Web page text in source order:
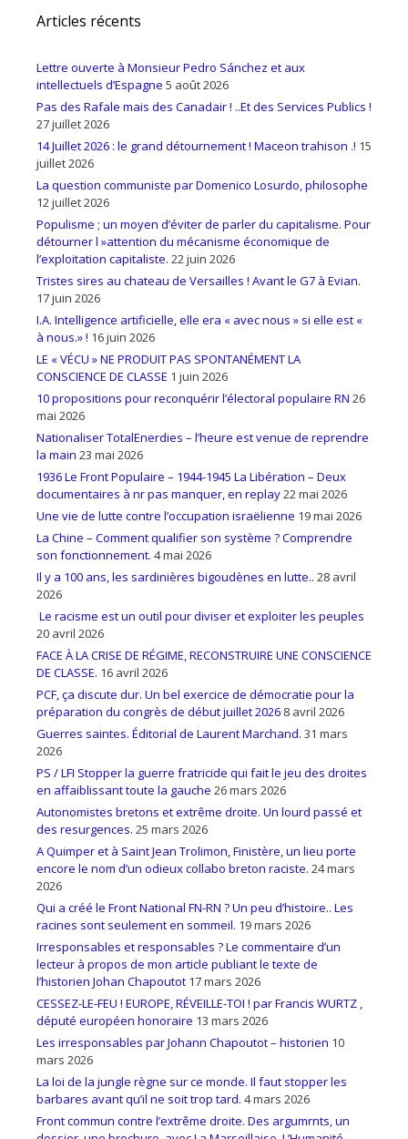
Articles récents
Lettre ouverte à Monsieur Pedro Sánchez et aux
intellectuels d’Espagne 5 août 2026
Pas des Rafale mais des Canadair ! ..Et des Services Publics !
27 juillet 2026
14 Juillet 2026 : le grand détournement ! Maceon trahison .! 15
juillet 2026
La question communiste par Domenico Losurdo, philosophe
12 juillet 2026
Populisme ; un moyen d’éviter de parler du capitalisme. Pour
détourner l »attention du mécanisme économique de
l’exploitation capitaliste. 22 juin 2026
Tristes sires au chateau de Versailles ! Avant le G7 à Evian.
17 juin 2026
I.A. Intelligence artificielle, elle era « avec nous » si elle est «
à nous.» ! 16 juin 2026
LE « VÉCU » NE PRODUIT PAS SPONTANÉMENT LA
CONSCIENCE DE CLASSE 1 juin 2026
10 propositions pour reconquérir l’électoral populaire RN 26
mai 2026
Nationaliser TotalEnerdies – l’heure est venue de reprendre
la main 23 mai 2026
1936 Le Front Populaire – 1944-1945 La Libération – Deux
documentaires à nr pas manquer, en replay22 mai 2026
Une vie de lutte contre l’occupation israëlienne 19 mai 2026
La Chine – Comment qualifier son système ? Comprendre
son fonctionnement. 4 mai 2026
Il y a 100 ans, les sardinières bigoudènes en lutte.. 28 avril
2026
Le racisme est un outil pour diviser et exploiter les peuples
20 avril 2026
FACE À LA CRISE DE RÉGIME, RECONSTRUIRE UNE CONSCIENCE
DE CLASSE. 16 avril 2026
PCF, ça discute dur. Un bel exercice de démocratie pour la
préparation du congrès de début juillet 2026 8 avril 2026
Guerres saintes. Éditorial de Laurent Marchand. 31 mars
2026
PS / LFI Stopper la guerre fratricide qui fait le jeu des droites
en affaiblissant toute la gauche 26 mars 2026
Autonomistes bretons et extrême droite. Un lourd passé et
des resurgences. 25 mars 2026
A Quimper et à Saint Jean Trolimon, Finistère, un lieu porte
encore le nom d’un odieux collabo breton raciste. 24 mars
2026
Qui a créé le Front National FN-RN ? Un peu d’histoire.. Les
racines sont seulement en sommeil. 19 mars 2026
Irresponsables et responsables ? Le commentaire d’un
lecteur à propos de mon article publiant le texte de
l’historien Johan Chapoutot 17 mars 2026
CESSEZ-LE-FEU ! EUROPE, RÉVEILLE-TOI ! par Francis WURTZ ,
député européen honoraire 13 mars 2026
Les irresponsables par Johann Chapoutot – historien 10
mars 2026
La loi de la jungle règne sur ce monde. Il faut stopper les
barbares avant qu’il ne soit trop tard. 4 mars 2026
Front commun contre l’extrême droite. Des argumrnts, un